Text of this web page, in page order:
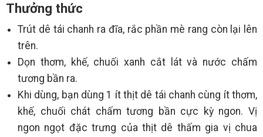
Thưởng thức
Trút dê tái chanh ra đĩa, rắc phần mè rang còn lại lên
trên.
Dọn thơm, khế, chuối xanh cắt lát và nước chấm
tương bần ra.
Khi dùng, bạn dùng 1 ít thịt dê tái chanh cùng ít thơm,
khế, chuối chát chấm tương bần cực kỳ ngon. Vị
ngon ngọt đặc trưng của thịt dê thấm gia vị chua